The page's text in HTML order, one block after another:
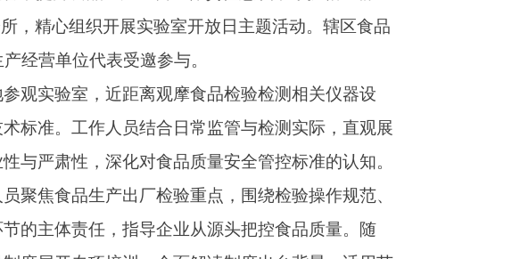
食品质量安全管控标准的认知。
全面解读制度出台背景、适用范
规范，引导企业建立健全内部风
既普及了食品安全专业检测知